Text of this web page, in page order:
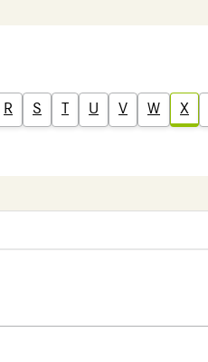
R S T U V W X